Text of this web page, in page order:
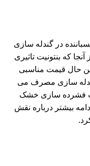
در گندله سازی
که بنتونیت تاثیری
حال قیمت مناسبی
سازی مصرف می
فشرده سازی خشک
بیشتر درباره نقش